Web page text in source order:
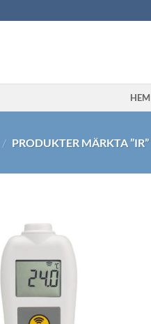
HEM
/ PRODUKTER MÄRKTA ”IR”